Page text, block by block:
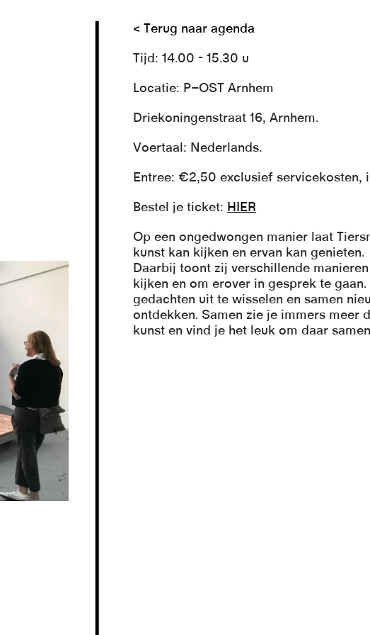
< Terug naar agenda
Tijd: 14.00 - 15.30 u
Locatie: P–OST Arnhem
Driekoningenstraat 16, Arnhem.
Voertaal: Nederlands.
Entree: €2,50 exclusief servicekosten,
Bestel je ticket: HIER
Op een ongedwongen manier laat
kunst kan kijken en ervan kan genieten.
Daarbij toont zij verschillende
kijken en om erover in gesprek te
gedachten uit te wisselen en samen
ontdekken. Samen zie je immers meer
kunst en vind je het leuk om daar